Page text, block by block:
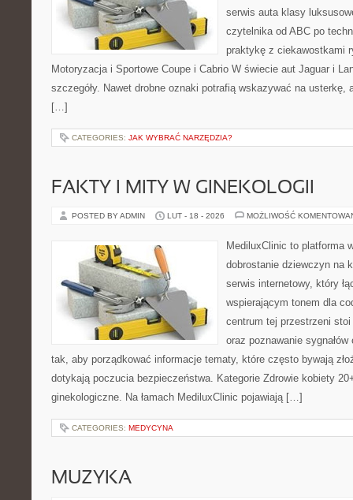
serwis auta klasy
czytelnika od ABC po
praktykę z ciekawostkami
Motoryzacja i Sportowe Coupe i Cabrio W świecie aut Jaguar i
szczegóły. Nawet drobne oznaki potrafią wskazywać na usterkę,
[…]
CATEGORIES: JAK WYBRAĆ NARZĘDZIA?
FAKTY I MITY W GINEKOLOGII
POSTED BY ADMIN LUT - 18 - 2026 MOŻLIWOŚĆ
MediluxClinic to platforma
dobrostanie dziewczyn na
serwis internetowy, który
wspierającym tonem dla
centrum tej przestrzeni
oraz poznawanie
tak, aby porządkować informacje tematy, które często bywają
dotykają poczucia bezpieczeństwa. Kategorie Zdrowie kobiety
ginekologiczne. Na łamach MediluxClinic pojawiają […]
CATEGORIES: MEDYCYNA
MUZYKA